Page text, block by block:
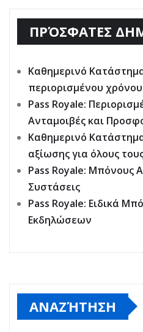
ΠΡΌΣΦΑΤΕΣ
Καθημερινό
περιορισμένου χρόνου
Pass Royale:
Ανταμοιβές και
Καθημερινό
αξίωσης για όλους
Pass Royale: Μπόνους
Συστάσεις
Pass Royale: Ειδικά
Εκδηλώσεων
ΑΝΑΖΉΤΗΣΗ